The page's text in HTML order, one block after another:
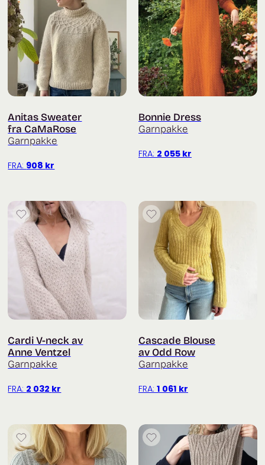
Anitas Sweater
fra CaMaRose
Garnpakke
FRA: 908 kr
Bonnie Dress
Garnpakke
FRA: 2 055 kr
Cardi V-neck av
Anne Ventzel
Garnpakke
FRA: 2 032 kr
Cascade Blouse
av Odd Row
Garnpakke
FRA: 1 061 kr